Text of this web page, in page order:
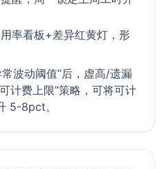
率看板+差异红黄灯，形
波动阈值”后，虚高/遗漏
计费上限”策略，可将可计
5-8pct。